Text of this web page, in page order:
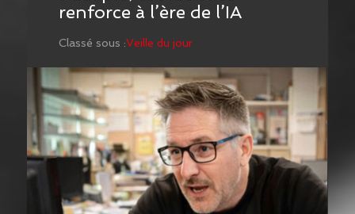
renforce à l’ère de l’IA
Classé sous :Veille du jour